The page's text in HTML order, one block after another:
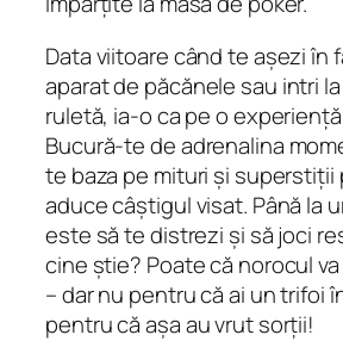
Data viitoare când te așezi în
aparat de păcănele sau intri
ruletă, ia-o ca pe o
Bucură-te de adrenalina
te baza pe mituri și
aduce câștigul visat. Până la
este să te distrezi și să joci
cine știe? Poate că norocul
– dar nu pentru că ai un trifoi
pentru că așa au vrut sorții!